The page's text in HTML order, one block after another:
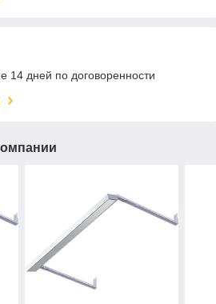
14 дней по договоренности